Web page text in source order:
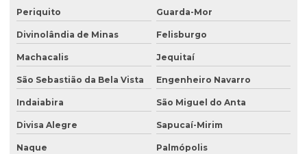
Periquito Guarda-Mor
Divinolândia de Minas Felisburgo
Machacalis Jequitaí
São Sebastião da Bela Vista Engenheiro Navarro
Indaiabira São Miguel do Anta
Divisa Alegre Sapucaí-Mirim
Naque Palmópolis